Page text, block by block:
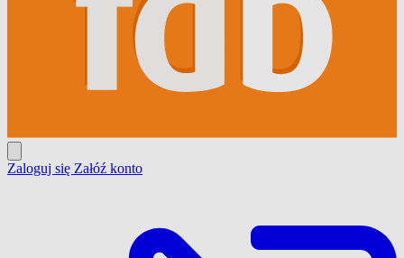
Zaloguj się Załóź konto